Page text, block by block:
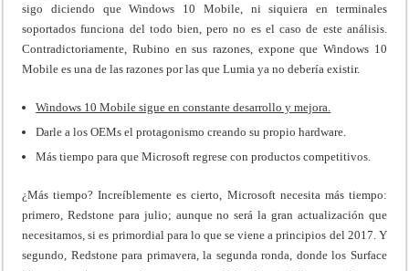
sigo diciendo que Windows 10 Mobile, ni siquiera en terminales
soportados funciona del todo bien, pero no es el caso de este análisis.
Contradictoriamente, Rubino en sus razones, expone que Windows 10
Mobile es una de las razones por las que Lumia ya no debería existir.
Windows 10 Mobile sigue en constante desarrollo y mejora.
Darle a los OEMs el protagonismo creando su propio hardware.
Más tiempo para que Microsoft regrese con productos competitivos.
¿Más tiempo? Increíblemente es cierto, Microsoft necesita más tiempo:
primero, Redstone para julio; aunque no será la gran actualización que
necesitamos, si es primordial para lo que se viene a principios del 2017. Y
segundo, Redstone para primavera, la segunda ronda, donde los Surface